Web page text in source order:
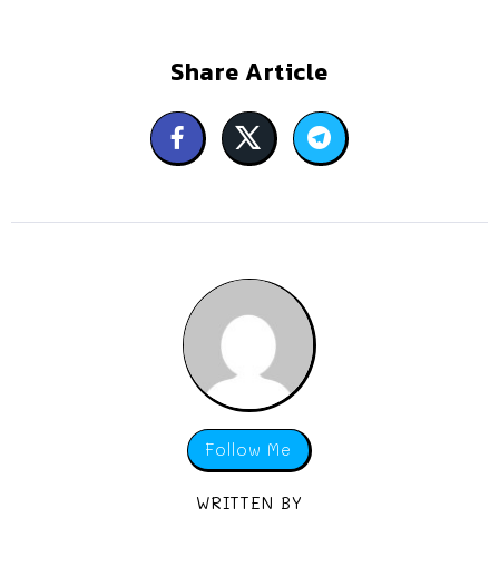
Share Article
Follow Me
WRITTEN BY